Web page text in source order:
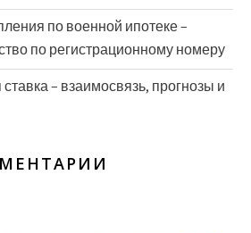
по военной ипотеке –
по регистрационному номеру
– взаимосвязь, прогнозы и